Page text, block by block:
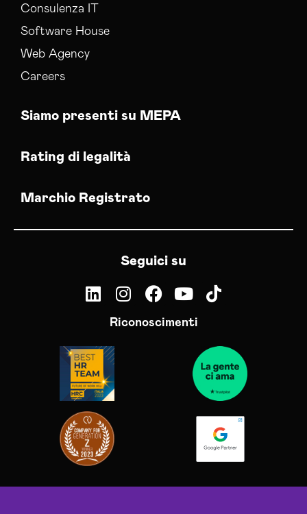
Consulenza IT
Software House
Web Agency
Careers
Siamo presenti su MEPA
Rating di legalità
Marchio Registrato
Seguici su
Riconoscimenti